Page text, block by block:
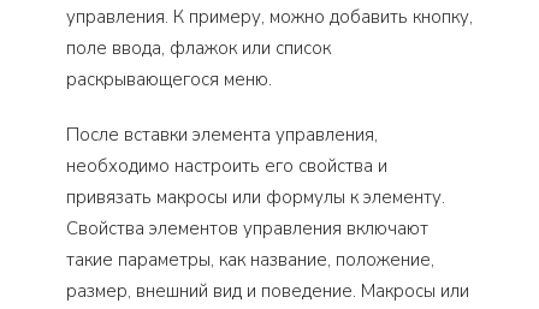
управления. К примеру, можно добавить кнопку,
поле ввода, флажок или список
раскрывающегося меню.
После вставки элемента управления,
необходимо настроить его свойства и
привязать макросы или формулы к элементу.
Свойства элементов управления включают
такие параметры, как название, положение,
размер, внешний вид и поведение. Макросы или